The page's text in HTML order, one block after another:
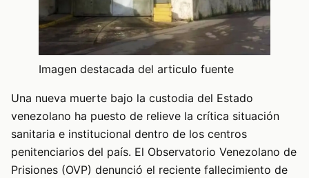
Imagen destacada del articulo fuente
Una nueva muerte bajo la custodia del Estado
venezolano ha puesto de relieve la crítica situación
sanitaria e institucional dentro de los centros
penitenciarios del país. El Observatorio Venezolano de
Prisiones (OVP) denunció el reciente fallecimiento de